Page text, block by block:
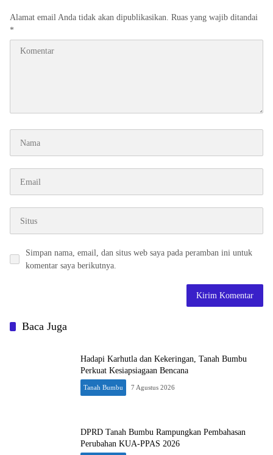
Alamat email Anda tidak akan dipublikasikan. Ruas yang wajib ditandai
*
Simpan nama, email, dan situs web saya pada peramban ini untuk
komentar saya berikutnya.
Baca Juga
Hadapi Karhutla dan Kekeringan, Tanah Bumbu
Perkuat Kesiapsiagaan Bencana
Tanah Bumbu 7 Agustus 2026
DPRD Tanah Bumbu Rampungkan Pembahasan
Perubahan KUA-PPAS 2026